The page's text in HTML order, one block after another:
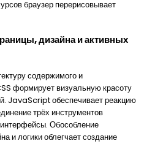
браузер перерисовывает
дизайна и активных
содержимого и
формирует визуальную красоту
JavaScript обеспечивает реакцию
трёх инструментов
Обособление
и логики облегчает создание